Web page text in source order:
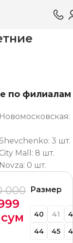
по филиалам
3 шт.
Mall: 8 шт.
0 шт.
000
сум
Размер
40 41
44
45